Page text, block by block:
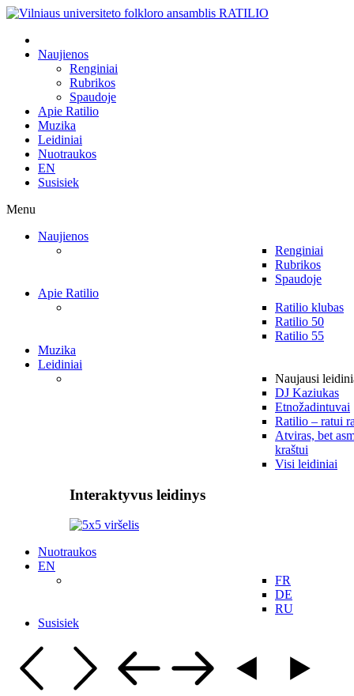
Naujienos
Renginiai
Rubrikos
Spaudoje
Apie Ratilio
Muzika
Leidiniai
Nuotraukos
EN
Susisiek
Menu
Naujienos
Renginiai
Rubrikos
Spaudoje
Apie Ratilio
Ratilio klubas
Ratilio 50
Ratilio 55
Muzika
Leidiniai
Naujausi
DJ Kaziukas
Etnožadintuvai
Ratilio – ratui
Atviras, bet
kraštui
Visi leidiniai
Interaktyvus leidinys
Nuotraukos
EN
FR
DE
RU
Susisiek